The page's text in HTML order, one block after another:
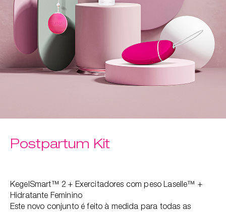
Postpartum Kit
KegelSmart™ 2 + Exercitadores com peso Laselle™ +
Hidratante Feminino
Este novo conjunto é feito à medida para todas as